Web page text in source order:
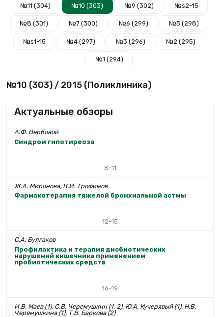
№11 (304) №10 (303) №9 (302) №s2-15
№8 (301) №7 (300) №6 (299) №5 (298)
№s1-15 №4 (297) №3 (296) №2 (295)
№1 (294)
№10 (303) / 2015 (Поликлиника)
Актуальные обзоры
А.Ф. Вербовой
Синдром гипотиреоза
8-11
Ж.А. Миронова, В.И. Трофимов
Фармакотерапия тяжелой бронхиальной астмы
12-15
С.А. Булгаков
Профилактика и терапия дисбиотических
нарушений кишечника применением
пробиотических средств
16-19
И.В. Маев (1), С.В. Черемушкин (1, 2), Ю.А. Кучерявый (1), Н.В.
Черемушкина (1), Т.В. Баркова (2)